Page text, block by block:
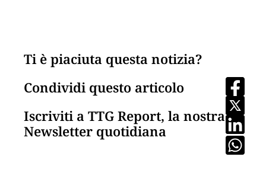
Ti è piaciuta questa notizia?
Condividi questo articolo
Iscriviti a TTG Report, la nostra
Newsletter quotidiana